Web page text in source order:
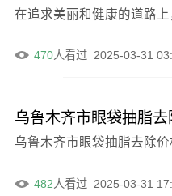
在追求美丽和健康的道路
2025-03-31
470人看过
乌鲁木齐市眼袋抽脂去除
2025-03-31
482人看过